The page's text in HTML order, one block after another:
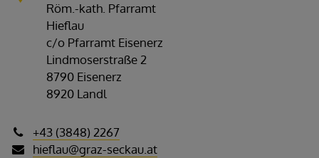
Röm.-kath. Pfarramt
Hieflau
c/o Pfarramt Eisenerz
Lindmoserstraße 2
8790 Eisenerz
8920 Landl
+43 (3848) 2267
hieflau@graz-seckau.at